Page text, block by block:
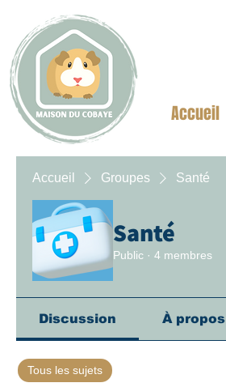
Accueil
Accueil Groupes Santé
Santé
Public · 4 membres
Discussion À propos
Tous les sujets